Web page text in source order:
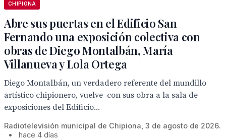
CHIPIONA
Abre sus puertas en el Edificio San
Fernando una exposición colectiva con
obras de Diego Montalbán, María
Villanueva y Lola Ortega
Diego Montalbán, un verdadero referente del mundillo
artístico chipionero, vuelve con sus obra a la sala de
exposiciones del Edificio...
Radiotelevisión municipal de Chipiona, 3 de agosto de 2026.
•
hace 4 días